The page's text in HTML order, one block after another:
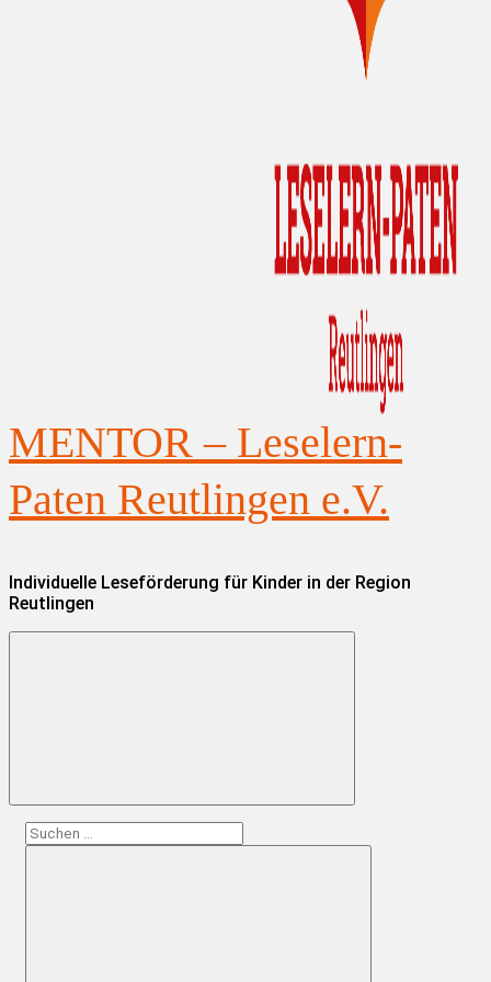
MENTOR – Leselern-
Paten Reutlingen e.V.
Individuelle Leseförderung für Kinder in der Region
Reutlingen
Suchen
nach: